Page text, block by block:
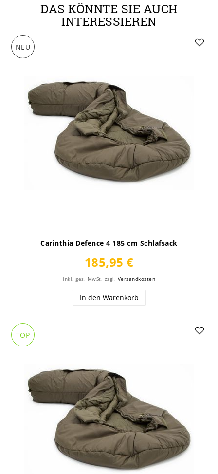
DAS KÖNNTE SIE AUCH
INTERESSIEREN
NEU
Carinthia Defence 4 185 cm Schlafsack
185,95 €
inkl. ges. MwSt. zzgl. Versandkosten
In den Warenkorb
TOP